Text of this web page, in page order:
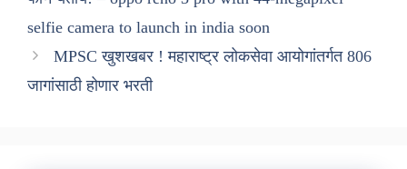
selfie camera to launch in india soon
MPSC खुशखबर ! महाराष्ट्र लोकसेवा आयोगांतर्गत 806
जागांसाठी होणार भरती